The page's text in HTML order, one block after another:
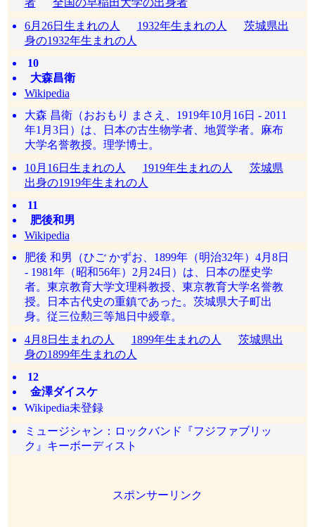
者
全国の早稲田大学の出身者
6月26日生まれの人
1932年生まれの人
茨城県出
身の1932年生まれの人
10
大森昌衛
Wikipedia
大森 昌衛（おおもり まさえ、1919年10月16日 - 2011
年1月3日）は、日本の古生物学者、地質学者。麻布
大学名誉教授。理学博士。
10月16日生まれの人
1919年生まれの人
茨城県
出身の1919年生まれの人
11
肥後和男
Wikipedia
肥後 和男（ひご かずお、1899年（明治32年）4月8日
- 1981年（昭和56年）2月24日）は、日本の歴史学
者。東京教育大学文理科教授、東京教育大学名誉教
授。日本古代史の重鎮であった。茨城県大子町出
身。従三位勲三等旭日中綬章。
4月8日生まれの人
1899年生まれの人
茨城県出
身の1899年生まれの人
12
金澤ダイスケ
Wikipedia未登録
ミュージシャン：ロックバンド『フジファブリッ
ク』キーボーディスト
スポンサーリンク